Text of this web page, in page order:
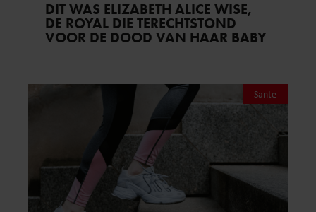
DIT WAS ELIZABETH ALICE WISE,
DE ROYAL DIE TERECHTSTOND
VOOR DE DOOD VAN HAAR BABY
Sante